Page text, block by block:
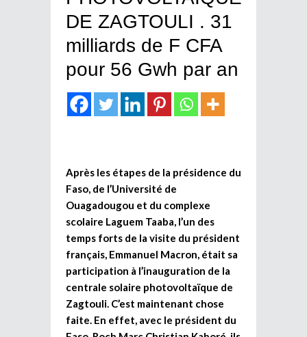
DE ZAGTOULI . 31
milliards de F CFA
pour 56 Gwh par an
Après les étapes de la présidence du
Faso, de l’Université de
Ouagadougou et du complexe
scolaire Laguem Taaba, l’un des
temps forts de la visite du président
français, Emmanuel Macron, était sa
participation à l’inauguration de la
centrale solaire photovoltaïque de
Zagtouli. C’est maintenant chose
faite. En effet, avec le président du